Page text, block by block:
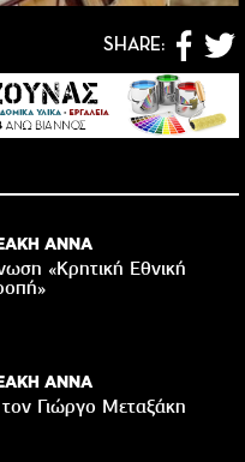
SHARE:
ΑΝΝΑ
«Κρητική Εθνική
ΑΝΝΑ
Γιώργο Μεταξάκη